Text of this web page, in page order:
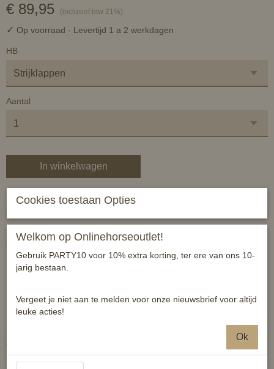
€ 89,95 (inclusief btw 21%)
✓ Op voorraad - Levertijd 1 a 2 werkdagen
HB
Aantal
In winkelwagen
Lederen strijklappen met lood verzwaard (450gr) met
Klittenband is extra breed en verstevigd voor een goede, stabiele
pasvorm.
Neopreen voering.
Kleur zwart
het meer op laten tillen van de benen en het uithoudingsvermogen
te vergroten.
Cookies toestaan Opties
Welkom op Onlinehorseoutlet!
Gebruik PARTY10 voor 10% extra korting, ter ere van ons 10-
jarig bestaan.
Vergeet je niet aan te melden voor onze nieuwsbrief voor altijd
leuke acties!
Ok